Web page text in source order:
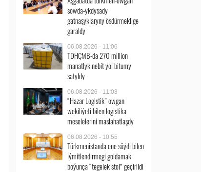
söwda-ykdysady
gatnaşyklaryny ösdürmeklige
garaldy
06.08.2026 - 11:06
TDHÇMB-da 270 million
manatlyk nebit ýol bitumy
satyldy
06.08.2026 - 11:03
“Hazar Logistik” owgan
wekiliýeti bilen logistika
meselelerini maslahatlaşdy
06.08.2026 - 10:55
Türkmenistanda ene süýdi bilen
iýmitlendirmegi goldamak
boýunça “tegelek stol” geçirildi